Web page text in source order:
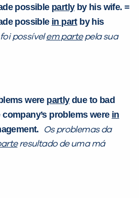
possible partlyby his wife. =
possible in partby his
possívelem partepela sua
were partlydue to bad
problems were in
Os problemas da
resultado de uma má